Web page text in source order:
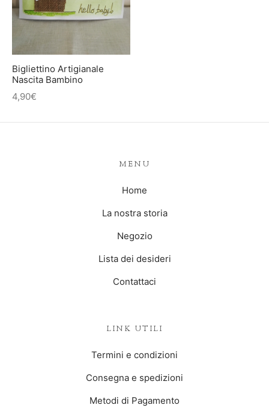
Bigliettino Artigianale
Nascita Bambino
4,90€
LINK UTILI
Termini e condizioni
Consegna e spedizioni
Metodi di Pagamento
MENU
Home
La nostra storia
Negozio
Lista dei desideri
Contattaci